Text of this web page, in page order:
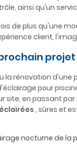
ainsi qu'un
de plus qu'une
client,
la rénovation d'une
pour
site, en passant
, sûres et
nocturne de la